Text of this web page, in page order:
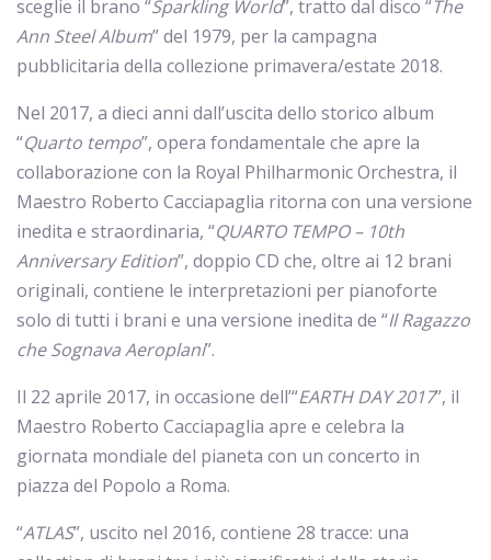
sceglie il brano “Sparkling World”, tratto dal disco “The
Ann Steel Album” del 1979, per la campagna
pubblicitaria della collezione primavera/estate 2018.
Nel 2017, a dieci anni dall’uscita dello storico album
“Quarto tempo”, opera fondamentale che apre la
collaborazione con la Royal Philharmonic Orchestra, il
Maestro Roberto Cacciapaglia ritorna con una versione
inedita e straordinaria, “QUARTO TEMPO – 10th
Anniversary Edition”, doppio CD che, oltre ai 12 brani
originali, contiene le interpretazioni per pianoforte
solo di tutti i brani e una versione inedita de “Il Ragazzo
che Sognava Aeroplani”.
Il 22 aprile 2017, in occasione dell’“EARTH DAY 2017”, il
Maestro Roberto Cacciapaglia apre e celebra la
giornata mondiale del pianeta con un concerto in
piazza del Popolo a Roma.
“ATLAS”, uscito nel 2016, contiene 28 tracce: una